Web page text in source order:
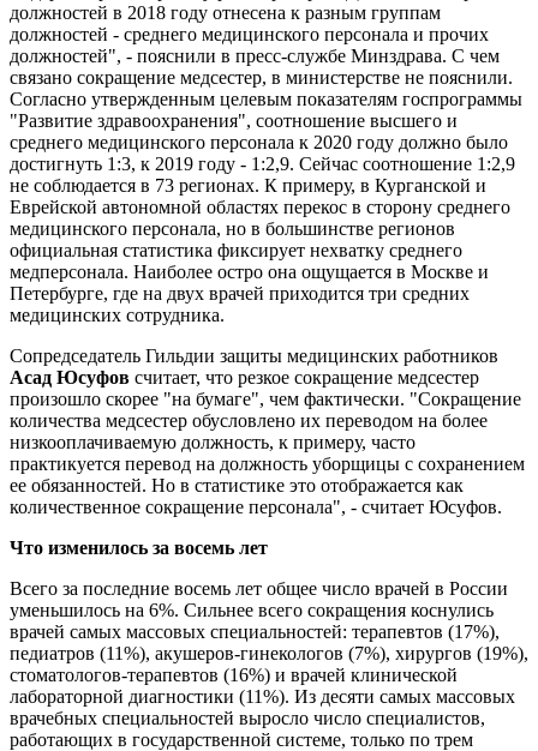
должностей в 2018 году отнесена к разным группам
должностей - среднего медицинского персонала и прочих
должностей", - пояснили в пресс-службе Минздрава. С чем
связано сокращение медсестер, в министерстве не пояснили.
Согласно утвержденным целевым показателям госпрограммы
"Развитие здравоохранения", соотношение высшего и
среднего медицинского персонала к 2020 году должно было
достигнуть 1:3, к 2019 году - 1:2,9. Сейчас соотношение 1:2,9
не соблюдается в 73 регионах. К примеру, в Курганской и
Еврейской автономной областях перекос в сторону среднего
медицинского персонала, но в большинстве регионов
официальная статистика фиксирует нехватку среднего
медперсонала. Наиболее остро она ощущается в Москве и
Петербурге, где на двух врачей приходится три средних
медицинских сотрудника.
Сопредседатель Гильдии защиты медицинских работников
Асад Юсуфов считает, что резкое сокращение медсестер
произошло скорее "на бумаге", чем фактически. "Сокращение
количества медсестер обусловлено их переводом на более
низкооплачиваемую должность, к примеру, часто
практикуется перевод на должность уборщицы с сохранением
ее обязанностей. Но в статистике это отображается как
количественное сокращение персонала", - считает Юсуфов.
Что изменилось за восемь лет
Всего за последние восемь лет общее число врачей в России
уменьшилось на 6%. Сильнее всего сокращения коснулись
врачей самых массовых специальностей: терапевтов (17%),
педиатров (11%), акушеров-гинекологов (7%), хирургов (19%),
стоматологов-терапевтов (16%) и врачей клинической
лабораторной диагностики (11%). Из десяти самых массовых
врачебных специальностей выросло число специалистов,
работающих в государственной системе, только по трем